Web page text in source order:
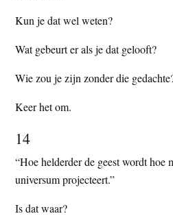
Kun je dat wel weten?
Wat gebeurt er als je dat gelooft?
Wie zou je zijn zonder die
Keer het om.
14
“Hoe helderder de geest wordt
universum projecteert.”
Is dat waar?